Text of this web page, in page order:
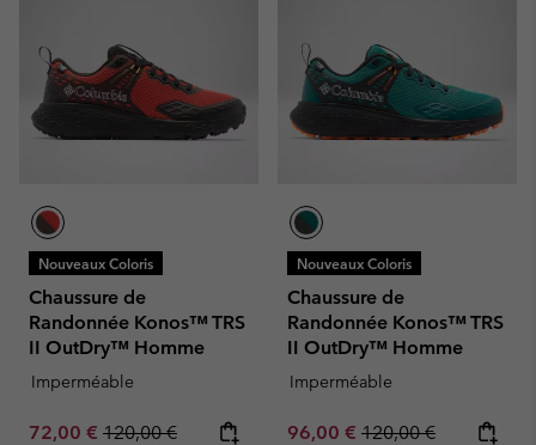
Nouveaux Coloris
Chaussure de
Randonnée Konos™ TRS
II OutDry™ Homme
Imperméable
Sale price:
72,00 € Regular price:
120,00 €
Nouveaux Coloris
Chaussure de
Randonnée Konos™ TRS
II OutDry™ Homme
Imperméable
Sale price:
96,00 € Regular price:
120,00 €